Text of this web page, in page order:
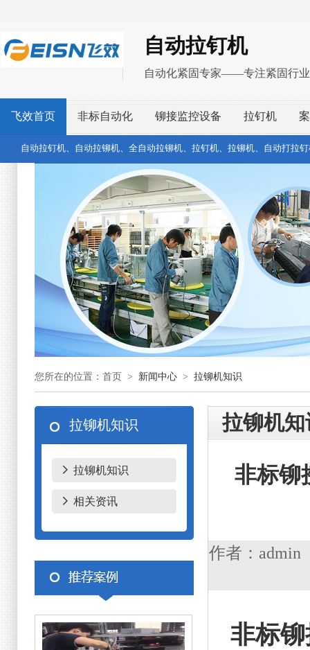
自动拉钉机
自动化紧固专家——专注紧固行
飞效首页 非标自动化 铆接监控设备 拉钉机
自动拉钉机、自动拉铆机、全自动拉铆机、拉钉机、拉铆机、自动打拉
您所在的位置：首页 > 新闻中心 > 拉铆机知识
拉铆机知识
拉铆机知识
相关资讯
拉铆机知
非标铆
作者：
非标